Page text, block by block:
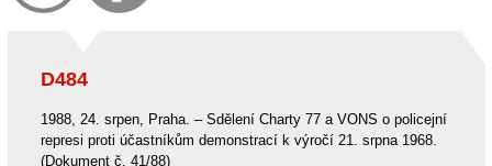
D484
1988, 24. srpen, Praha. – Sdělení Charty 77 a VONS o policejní
represi proti účastníkům demonstrací k výročí 21. srpna 1968.
(Dokument č. 41/88)